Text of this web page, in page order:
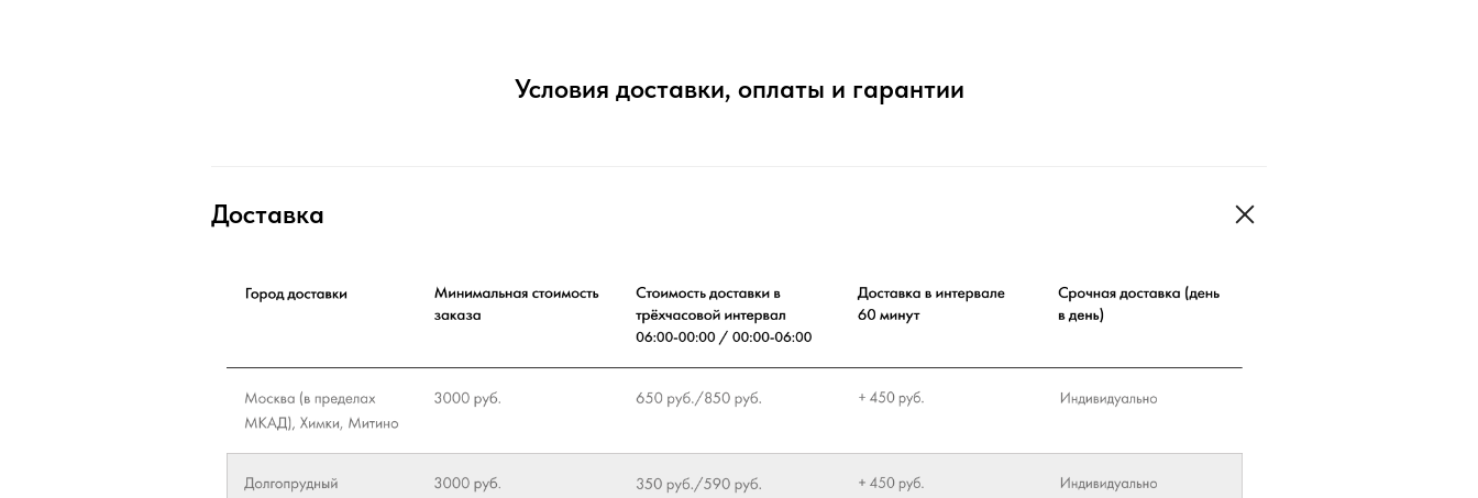
Условия доставки, оплаты и гарантии
Доставка